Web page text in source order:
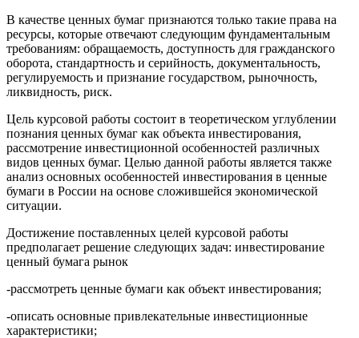
В качестве ценных бумаг признаются только такие права на
ресурсы, которые отвечают следующим фундаментальным
требованиям: обращаемость, доступность для гражданского
оборота, стандартность и серийность, документальность,
регулируемость и признание государством, рыночность,
ликвидность, риск.
Цель курсовой работы состоит в теоретическом углублении
познания ценных бумаг как объекта инвестирования,
рассмотрение инвестиционной особенностей различных
видов ценных бумаг. Целью данной работы является также
анализ основных особенностей инвестирования в ценные
бумаги в России на основе сложившейся экономической
ситуации.
Достижение поставленных целей курсовой работы
предполагает решение следующих задач: инвестирование
ценный бумага рынок
-рассмотреть ценные бумаги как объект инвестирования;
-описать основные привлекательные инвестиционные
характеристики;